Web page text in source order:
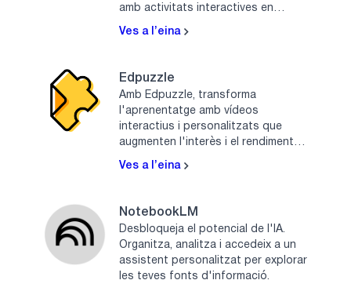
amb activitats interactives en
català.
Ves a l’eina
Edpuzzle
Amb Edpuzzle, transforma
l'aprenentatge amb vídeos
interactius i personalitzats que
augmenten l'interès i el rendiment
dels estudiants.
Ves a l’eina
NotebookLM
Desbloqueja el potencial de l'IA.
Organitza, analitza i accedeix a un
assistent personalitzat per explorar
les teves fonts d'informació.